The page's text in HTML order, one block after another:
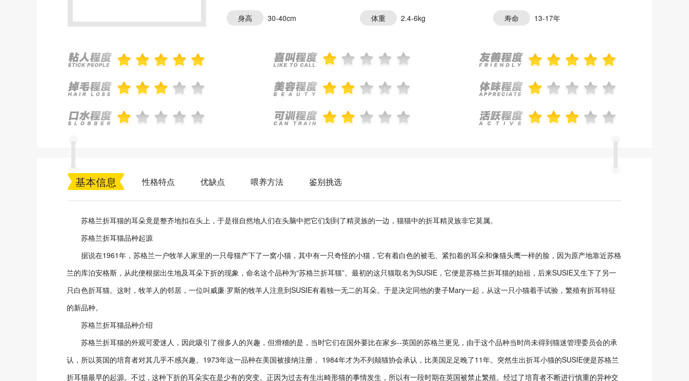
身高 30-40cm 体重 2.4-6kg 寿命 13-17年
基本信息 性格特点 优缺点 喂养方法 鉴别挑选
苏格兰折耳猫的耳朵竟是整齐地扣在头上，于是很自然地人们在头脑中把它们划到了精灵族的一边，猫猫中的折耳精灵族非它莫属。
苏格兰折耳猫品种起源
据说在1961年，苏格兰一户牧羊人家里的一只母猫产下了一窝小猫，其中有一只奇怪的小猫，它有着白色的被毛、紧扣着的耳朵和像猫头鹰一样的脸，因为原产地靠近苏格
兰的库泊安格斯，从此便根据出生地及耳朵下折的现象，命名这个品种为“苏格兰折耳猫”。最初的这只猫取名为SUSIE，它便是苏格兰折耳猫的始祖，后来SUSIE又生下了另一
只白色折耳猫。这时，牧羊人的邻居，一位叫威廉·罗斯的牧羊人注意到SUSIE有着独一无二的耳朵。于是决定同他的妻子Mary一起，从这一只小猫着手试验，繁殖有折耳特征
的新品种。
苏格兰折耳猫品种介绍
苏格兰折耳猫的外观可爱迷人，因此吸引了很多人的兴趣，但滑稽的是，当时它们在国外要比在家乡--英国的苏格兰更见，由于这个品种当时尚未得到猫迷管理委员会的承
认，所以英国的培育者对其几乎不感兴趣。1973年这一品种在美国被接纳注册， 1984年才为不列颠猫协会承认，比美国足足晚了11年。突然生出折耳小猫的SUSIE便是苏格兰
折耳猫最早的起源。不过 , 这种下折的耳朵实在是少有的突变。正因为过去有生出畸形猫的事情发生，所以有一段时期在英国被禁止繁殖。经过了培育者不断进行慎重的异种交